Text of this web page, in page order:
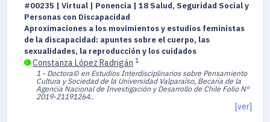
#00235 | Virtual | Ponencia | 18 Salud, Seguridad Social y
Personas con Discapacidad
Aproximaciones a los movimientos y estudios feministas
de la discapacidad: apuntes sobre el cuerpo, las
sexualidades, la reproducción y los cuidados
Constanza López Radrigán 1
1 - Doctora© en Estudios Interdisciplinarios sobre Pensamiento
Cultura y Sociedad de la Universidad Valparaíso, Becaria de la
Agencia Nacional de Investigación y Desarrollo de Chile Folio Nº
2019-21191264..
[ver]